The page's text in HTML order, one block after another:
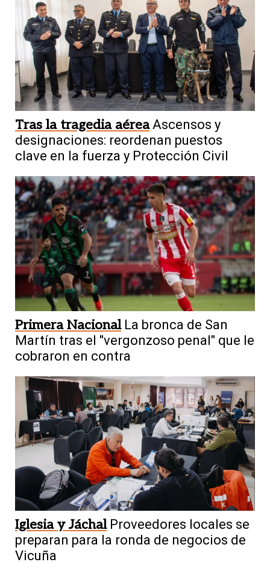
Tras la tragedia aérea Ascensos y
designaciones: reordenan puestos
clave en la fuerza y Protección Civil
Primera Nacional La bronca de San
Martín tras el "vergonzoso penal" que le
cobraron en contra
Iglesia y Jáchal Proveedores locales se
preparan para la ronda de negocios de
Vicuña